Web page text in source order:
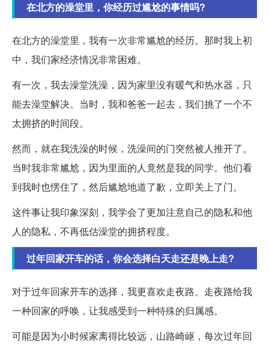
在北方的澡堂里，你经历过尴尬的事情吗?
在北方的澡堂里，我有一次非常尴尬的经历。那时我上初
中，我们家经济情况非常困难。
有一次，我去澡堂洗澡，因为家里没有暖气和热水器，只
能去澡堂解决。当时，我和爸爸一起去，我们挑了一个不
太拥挤的时间段。
然而，就在我洗澡的时候，洗澡间的门突然被人推开了。
当时我非常尴尬，因为里面的人竟然是我的同学。他们看
到我时也愣住了，然后尴尬地道了歉，立即关上了门。
这件事让我印象深刻，我学会了更加注意自己的隐私和他
人的隐私，不再低估澡堂的拥挤程度。
过年回家开车的话，你会选择白天走还是晚上走?
对于过年回家开车的选择，我更喜欢走夜路。走夜路给我
一种回家的呼唤，让我感受到一种特殊的归属感。
可能是因为小时候家离得比较远，山路崎岖，每次过年回